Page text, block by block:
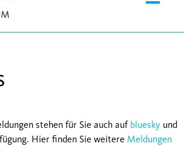
stehen für Sie auch auf bluesky und
Hier finden Sie weitere Meldungen